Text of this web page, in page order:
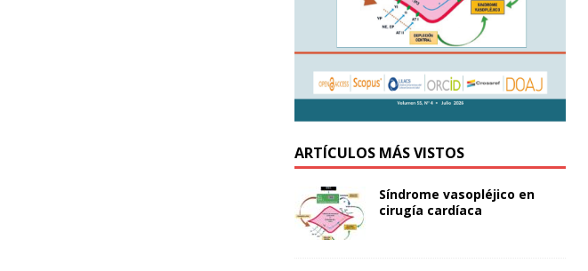
ARTÍCULOS MÁS VISTOS
Síndrome vasopléjico en
cirugía cardíaca